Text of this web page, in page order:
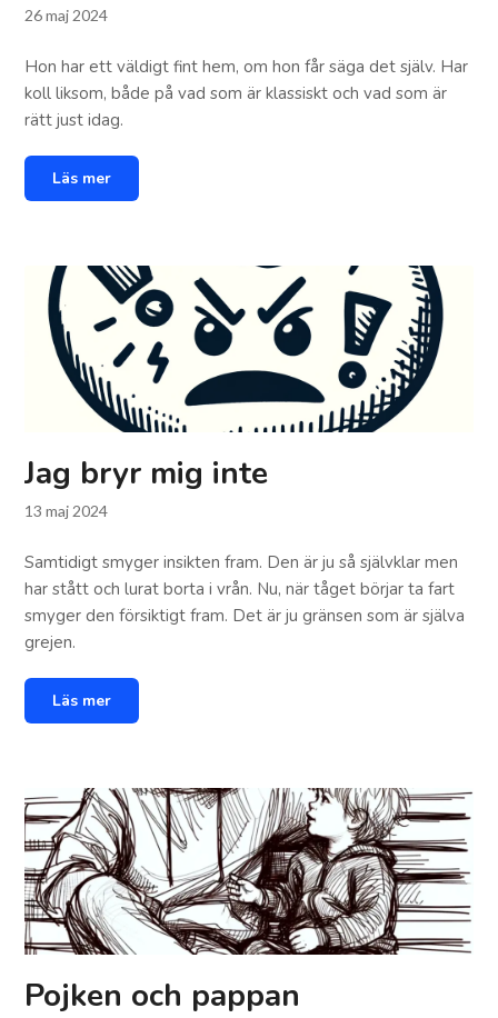
26 maj 2024
Hon har ett väldigt fint hem, om hon får säga det själv. Har
koll liksom, både på vad som är klassiskt och vad som är
rätt just idag.
Läs mer
Jag bryr mig inte
13 maj 2024
Samtidigt smyger insikten fram. Den är ju så självklar men
har stått och lurat borta i vrån. Nu, när tåget börjar ta fart
smyger den försiktigt fram. Det är ju gränsen som är själva
grejen.
Läs mer
Pojken och pappan